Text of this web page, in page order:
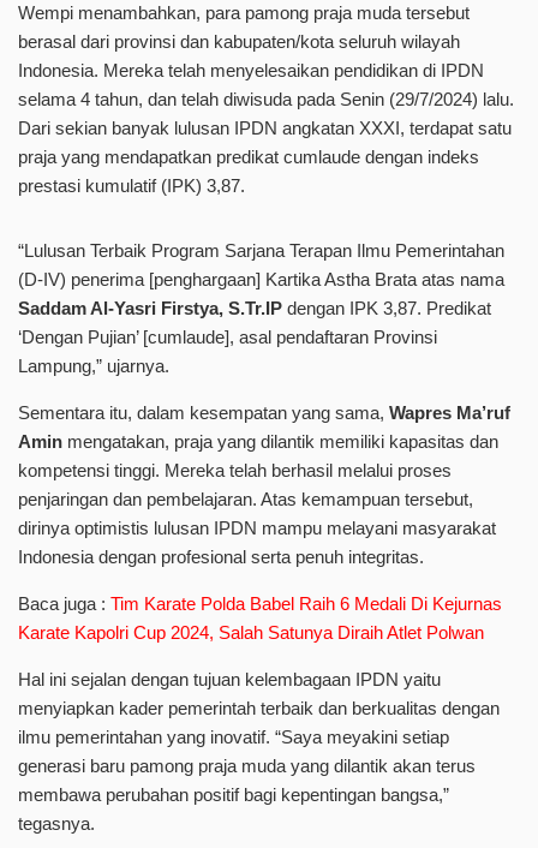
Wempi menambahkan, para pamong praja muda tersebut
berasal dari provinsi dan kabupaten/kota seluruh wilayah
Indonesia. Mereka telah menyelesaikan pendidikan di IPDN
selama 4 tahun, dan telah diwisuda pada Senin (29/7/2024) lalu.
Dari sekian banyak lulusan IPDN angkatan XXXI, terdapat satu
praja yang mendapatkan predikat cumlaude dengan indeks
prestasi kumulatif (IPK) 3,87.
“Lulusan Terbaik Program Sarjana Terapan Ilmu Pemerintahan
(D-IV) penerima [penghargaan] Kartika Astha Brata atas nama
Saddam Al-Yasri Firstya, S.Tr.IP dengan IPK 3,87. Predikat
‘Dengan Pujian’ [cumlaude], asal pendaftaran Provinsi
Lampung,” ujarnya.
Sementara itu, dalam kesempatan yang sama, Wapres Ma’ruf
Amin mengatakan, praja yang dilantik memiliki kapasitas dan
kompetensi tinggi. Mereka telah berhasil melalui proses
penjaringan dan pembelajaran. Atas kemampuan tersebut,
dirinya optimistis lulusan IPDN mampu melayani masyarakat
Indonesia dengan profesional serta penuh integritas.
Baca juga : Tim Karate Polda Babel Raih 6 Medali Di Kejurnas
Karate Kapolri Cup 2024, Salah Satunya Diraih Atlet Polwan
Hal ini sejalan dengan tujuan kelembagaan IPDN yaitu
menyiapkan kader pemerintah terbaik dan berkualitas dengan
ilmu pemerintahan yang inovatif. “Saya meyakini setiap
generasi baru pamong praja muda yang dilantik akan terus
membawa perubahan positif bagi kepentingan bangsa,”
tegasnya.